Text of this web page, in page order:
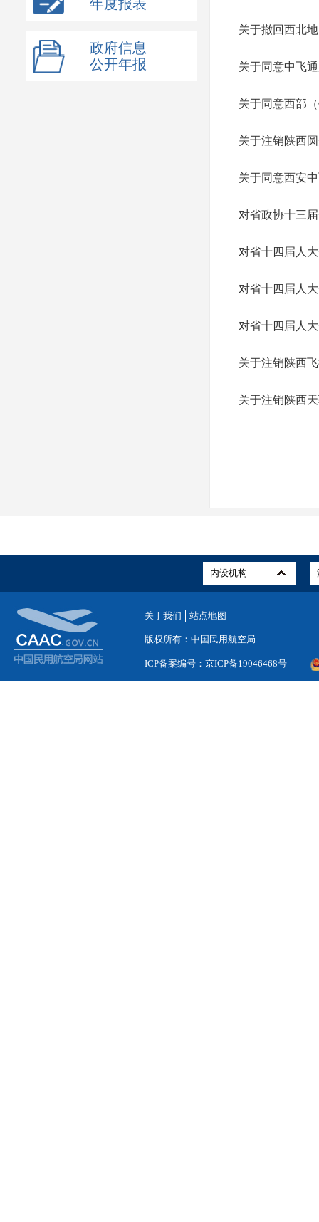
年度报表
政府信息
公开年报
关于撤回西北
关于同意中飞
关于同意西部
关于注销陕西
关于同意西安
对省政协十三
对省十四届人
对省十四届人
对省十四届人
关于注销陕西
关于注销陕西
关于我们 站点地图
版权所有：中国民用航空局
ICP备案编号：京ICP备19046468号